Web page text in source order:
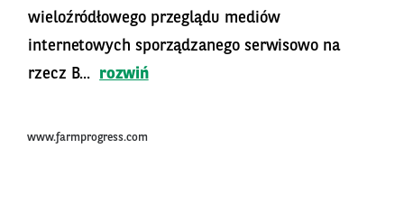
wieloźródłowego przeglądu mediów
internetowych sporządzanego serwisowo na
rzecz B...
rozwiń
www.farmprogress.com